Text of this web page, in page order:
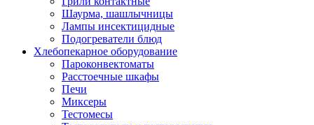
Шаурма, шашлычницы
Лампы инсектицидные
Подогреватели блюд
Хлебопекарное оборудование
Пароконвектоматы
Расстоечные шкафы
Печи
Миксеры
Тестомесы